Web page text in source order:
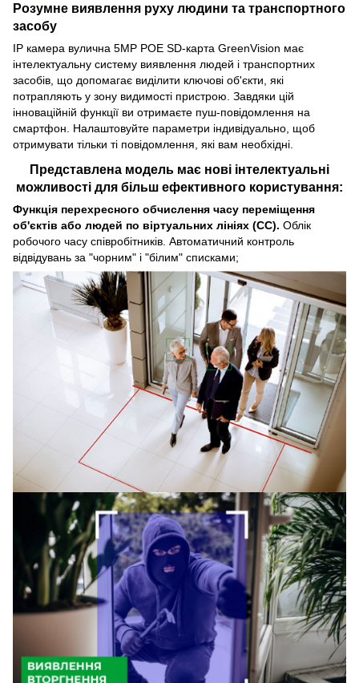
Розумне виявлення руху людини та транспортного
засобу
IP камера вулична 5MP POE SD-карта GreenVision має
інтелектуальну систему виявлення людей і транспортних
засобів, що допомагає виділити ключові об'єкти, які
потрапляють у зону видимості пристрою. Завдяки цій
інноваційній функції ви отримаєте пуш-повідомлення на
смартфон. Налаштовуйте параметри індивідуально, щоб
отримувати тільки ті повідомлення, які вам необхідні.
Представлена модель має нові інтелектуальні
можливості для більш ефективного користування:
Функція перехресного обчислення часу переміщення
об'єктів або людей по віртуальних лініях (CC). Облік
робочого часу співробітників. Автоматичний контроль
відвідувань за "чорним" і "білим" списками;